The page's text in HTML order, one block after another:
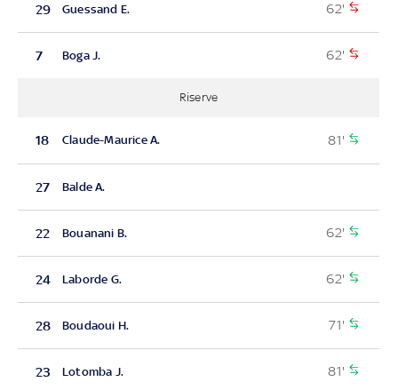
29 Guessand E. 62'
7 Boga J. 62'
Riserve
18 Claude-Maurice A. 81'
27 Balde A.
22 Bouanani B. 62'
24 Laborde G. 62'
28 Boudaoui H. 71'
23 Lotomba J. 81'